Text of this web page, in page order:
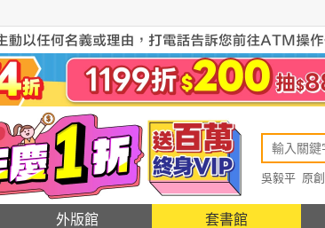
吳毅平 原創
外版館 套書館